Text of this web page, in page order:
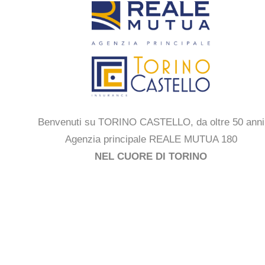
Benvenuti su TORINO CASTELLO, da oltre 50 anni
Agenzia principale REALE MUTUA 180
NEL CUORE DI TORINO